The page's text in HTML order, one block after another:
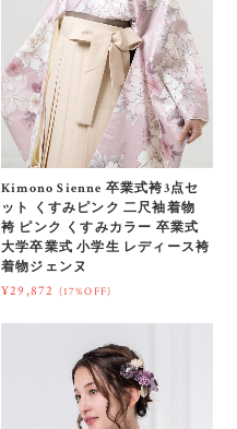
Kimono Sienne 卒業式袴3点セ
ット くすみピンク 二尺袖着物
袴 ピンク くすみカラー 卒業式
大学卒業式 小学生 レディース袴
着物ジェンヌ
¥29,872 (17%OFF)